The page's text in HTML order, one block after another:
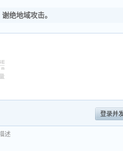
绝地域攻击。
登录并
述